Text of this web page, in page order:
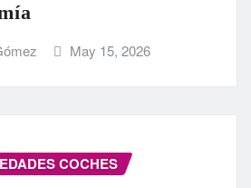
May 15, 2026
COCHES